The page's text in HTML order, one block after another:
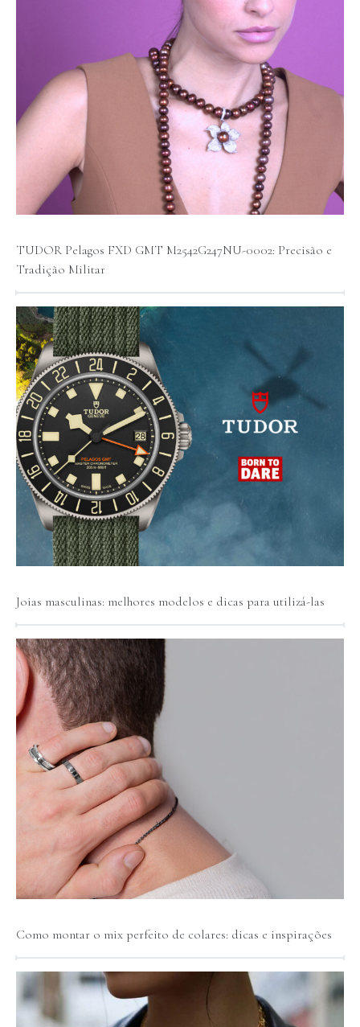
TUDOR Pelagos FXD GMT M2542G247NU-0002: Precisão e
Tradição Militar
Joias masculinas: melhores modelos e dicas para utilizá-las
Como montar o mix perfeito de colares: dicas e inspirações